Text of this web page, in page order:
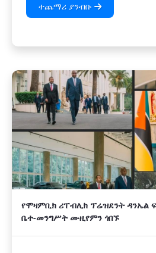
ተጨማሪ ያንብቡ
የሞዛምቢክ ሪፐብሊክ ፕሬዝደንት ዳንኤል
ቤተ-መንግሥት ሙዚየምን ጎበኙ